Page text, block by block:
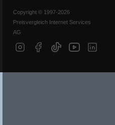
Copyright © 1997-2026
Preisvergleich Internet Services
AG